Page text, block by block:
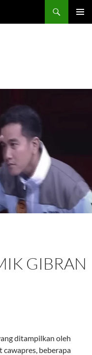
GIBRAN
ditampilkan oleh
cawapres, beberapa